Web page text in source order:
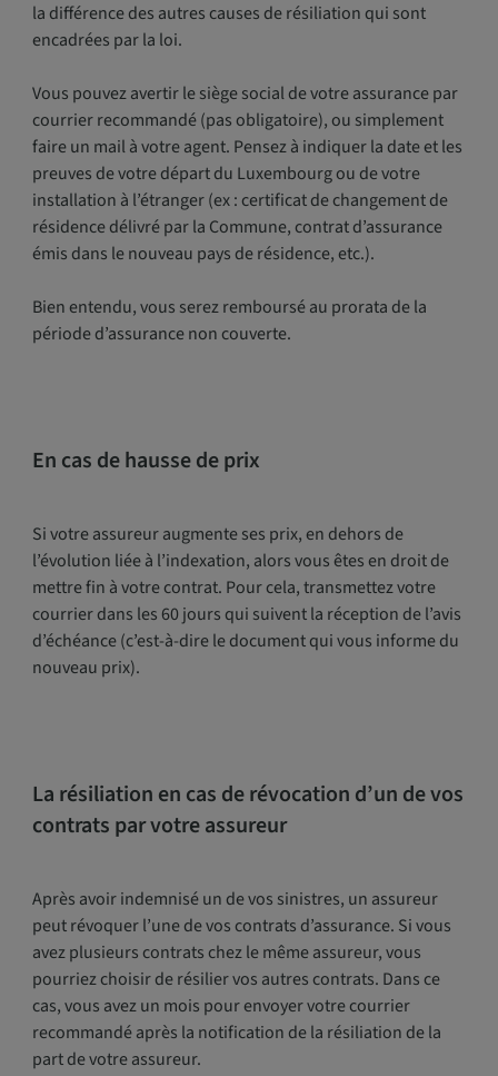
la différence des autres causes de résiliation qui sont
encadrées par la loi.
Vous pouvez avertir le siège social de votre assurance par
courrier recommandé (pas obligatoire), ou simplement
faire un mail à votre agent. Pensez à indiquer la date et les
preuves de votre départ du Luxembourg ou de votre
installation à l’étranger (ex : certificat de changement de
résidence délivré par la Commune, contrat d’assurance
émis dans le nouveau pays de résidence, etc.).
Bien entendu, vous serez remboursé au prorata de la
période d’assurance non couverte.
En cas de hausse de prix
Si votre assureur augmente ses prix, en dehors de
l’évolution liée à l’indexation, alors vous êtes en droit de
mettre fin à votre contrat. Pour cela, transmettez votre
courrier dans les 60 jours qui suivent la réception de l’avis
d’échéance (c’est-à-dire le document qui vous informe du
nouveau prix).
La résiliation en cas de révocation d’un de vos
contrats par votre assureur
Après avoir indemnisé un de vos sinistres, un assureur
peut révoquer l’une de vos contrats d’assurance. Si vous
avez plusieurs contrats chez le même assureur, vous
pourriez choisir de résilier vos autres contrats. Dans ce
cas, vous avez un mois pour envoyer votre courrier
recommandé après la notification de la résiliation de la
part de votre assureur.